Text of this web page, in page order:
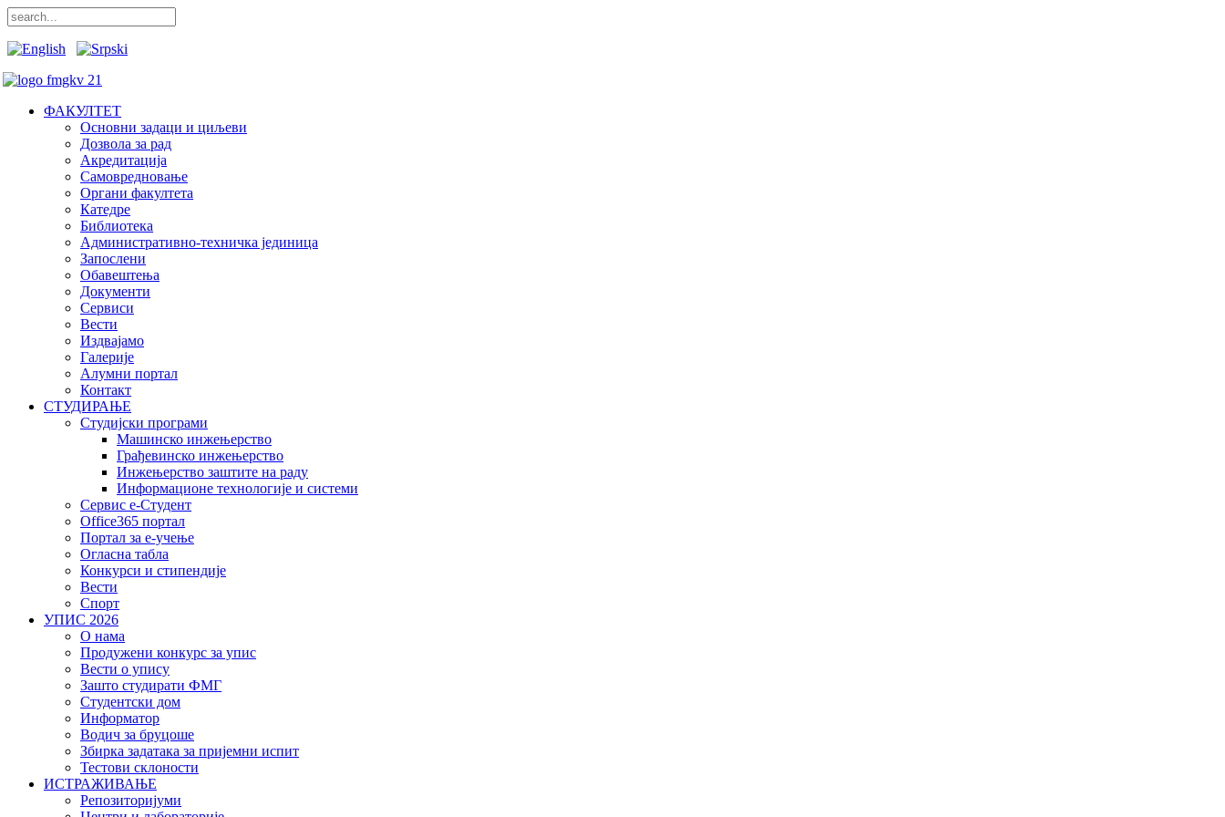
ФАКУЛТЕТ
Основни задаци и циљеви
Дозвола за рад
Акредитација
Самовредновање
Органи факултета
Катедре
Библиотека
Административно-техничка јединица
Запослени
Обавештења
Документи
Сервиси
Вести
Издвајамо
Галерије
Алумни портал
Контакт
СТУДИРАЊЕ
Студијски програми
Машинско инжењерство
Грађевинско инжењерство
Инжењерство заштите на раду
Информационе технологије и системи
Сервис е-Студент
Office365 портал
Портал за е-учење
Огласна табла
Конкурси и стипендије
Вести
Спорт
УПИС 2026
О нама
Продужени конкурс за упис
Вести о упису
Зашто студирати ФМГ
Студентски дом
Информатор
Водич за бруцоше
Збиркa задатака за пријемни испит
Тестови склоности
ИСТРАЖИВАЊЕ
Репозиторијуми